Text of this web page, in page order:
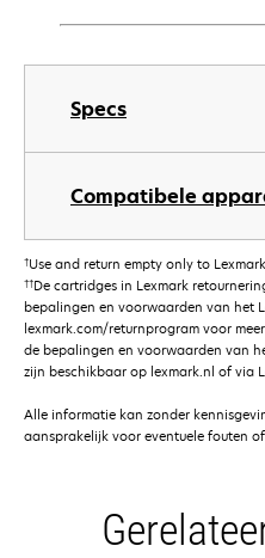
Specs
Compatibele
†Use and return empty only to
††De cartridges in Lexmark
bepalingen en voorwaarden van het
lexmark.com/returnprogram voor
de bepalingen en voorwaarden van
zijn beschikbaar op lexmark.nl of via
Alle informatie kan zonder
aansprakelijk voor eventuele fouten